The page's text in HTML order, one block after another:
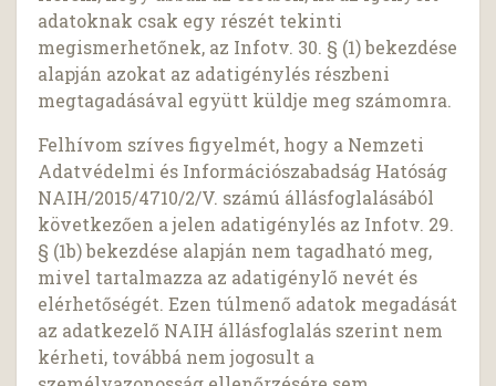
adatoknak csak egy részét tekinti
megismerhetőnek, az Infotv. 30. § (1) bekezdése
alapján azokat az adatigénylés részbeni
megtagadásával együtt küldje meg számomra.
Felhívom szíves figyelmét, hogy a Nemzeti
Adatvédelmi és Információszabadság Hatóság
NAIH/2015/4710/2/V. számú állásfoglalásából
következően a jelen adatigénylés az Infotv. 29.
§ (1b) bekezdése alapján nem tagadható meg,
mivel tartalmazza az adatigénylő nevét és
elérhetőségét. Ezen túlmenő adatok megadását
az adatkezelő NAIH állásfoglalás szerint nem
kérheti, továbbá nem jogosult a